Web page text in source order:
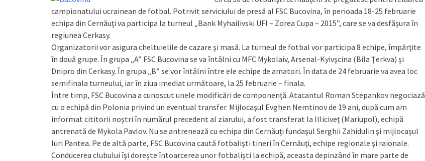
campionatului ucrainean de fotbal. Potrivit serviciului de presă al FSC Bucovina, în perioada 18-25 februarie
echipa din Cernăuţi va participa la turneul „Bank Myhailivski UFI – Zorea Cupa – 2015”, care se va desfăşura în
regiunea Cerkasy.
Organizatorii vor asigura cheltuielile de cazare şi masă. La turneul de fotbal vor participa 8 echipe, împărţite
în două grupe. În grupa „A” FSC Bucovina se va întâlni cu MFC Mykolaiv, Arsenal-Kyivşcina (Bila Ţerkva) şi
Dnipro din Cerkasy. În grupa „B” se vor întâlni între ele echipe de amatori. În data de 24 februarie va avea loc
semifinala turneului, iar în ziua imediat următoare, la 25 februarie – finala.
Între timp, FSC Bucovina a cunoscut unele modificări de componenţă. Atacantul Roman Stepan­kov negociază
cu o echipă din Polonia privind un eventual transfer. Mijlocaşul Evghen Nemtinov de 19 ani, după cum am
informat cititorii noştri în numărul precedent al ziarului, a fost transferat la Illiciveţ (Mariupol), echipă
antrenată de Mykola Pavlov. Nu se antrenează cu echipa din Cernăuţi fundaşul Ser­ghii Zahidulin şi mijlocaşul
Iuri Pantea. Pe de altă parte, FSC Bucovina caută fotbalişti tineri în Cernăuţi, echipe regionale şi raionale.
Conducerea clubului îşi doreşte întoarcerea unor fotbalişti la echipă, aceasta depinzând în mare parte de